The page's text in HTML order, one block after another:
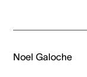
Noel Galoche